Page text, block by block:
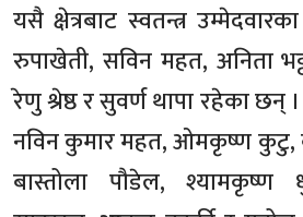
यसै क्षेत्रबाट स्वतन्त्र
रुपाखेती, सविन महत, अनिता
रेणु श्रेष्ठ र सुवर्ण थापा रहेका
नविन कुमार महत, ओमकृष्ण कुटु,
बास्तोला पौडेल,